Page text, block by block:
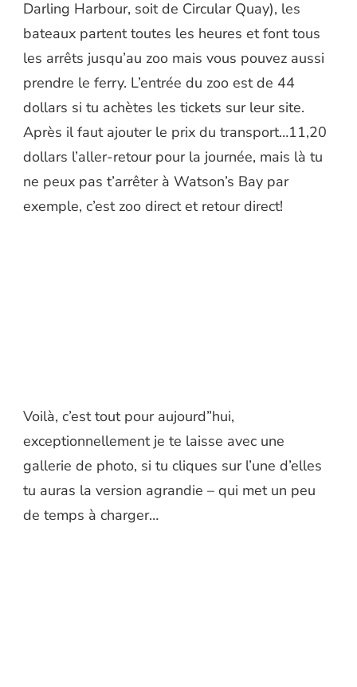
Darling Harbour, soit de Circular Quay), les
bateaux partent toutes les heures et font tous
les arrêts jusqu’au zoo mais vous pouvez aussi
prendre le ferry. L’entrée du zoo est de 44
dollars si tu achètes les tickets sur leur site.
Après il faut ajouter le prix du transport…11,20
dollars l’aller-retour pour la journée, mais là tu
ne peux pas t’arrêter à Watson’s Bay par
exemple, c’est zoo direct et retour direct!
Voilà, c’est tout pour aujourd”hui,
exceptionnellement je te laisse avec une
gallerie de photo, si tu cliques sur l’une d’elles
tu auras la version agrandie – qui met un peu
de temps à charger…